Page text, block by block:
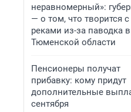
неравномерный»:
— о том, что творится с
реками из-за паводка в
Тюменской области
Пенсионеры получат
прибавку: кому придут
дополнительные
сентября